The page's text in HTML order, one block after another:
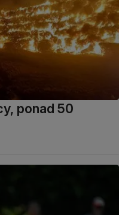
ponad 50